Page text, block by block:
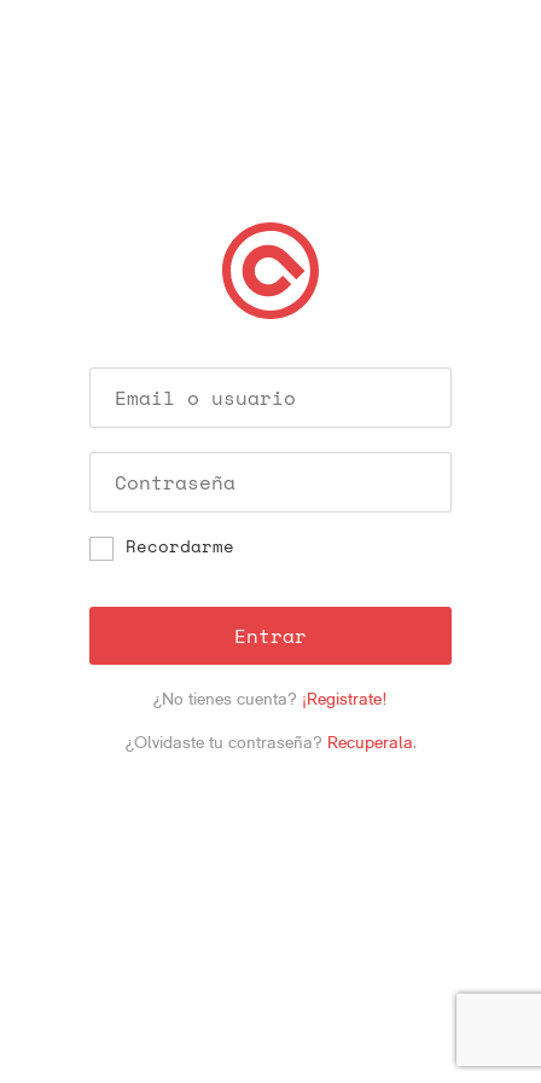
Recordarme
Entrar
¿No tienes cuenta? ¡Registrate!
¿Olvidaste tu contraseña? Recuperala.